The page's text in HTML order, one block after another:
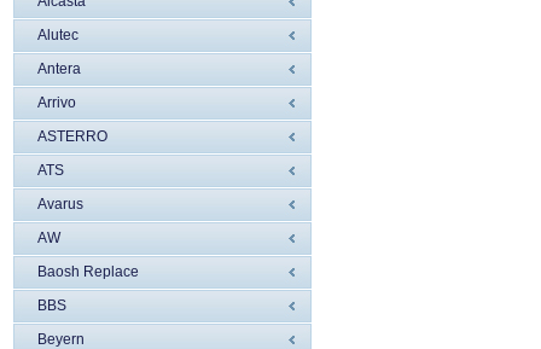
Alutec
Antera
Arrivo
ASTERRO
ATS
Avarus
AW
Baosh Replace
BBS
Beyern